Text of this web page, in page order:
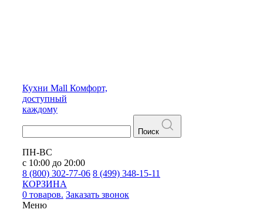
Кухни Mall Комфорт,
доступный
каждому
Поиск
ПН-ВС
с 10:00 до 20:00
8 (800) 302-77-06 8 (499) 348-15-11
КОРЗИНА
0 товаров. Заказать звонок
Меню